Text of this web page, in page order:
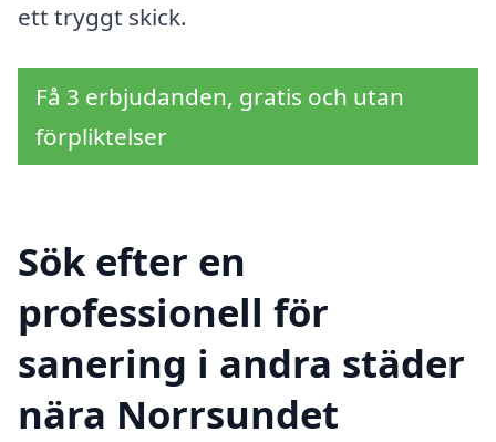
ett tryggt skick.
Få 3 erbjudanden, gratis och utan
förpliktelser
Sök efter en
professionell för
sanering i andra städer
nära Norrsundet